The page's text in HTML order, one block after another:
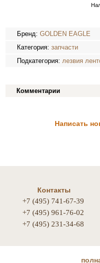
Бренд:GOLDEN EAGLE
Категория:запчасти
Подкатегория:лезвия
Комментарии
Написать
Контакты
+7 (495) 741-67-39
+7 (495) 961-76-02
+7 (495) 231-34-68